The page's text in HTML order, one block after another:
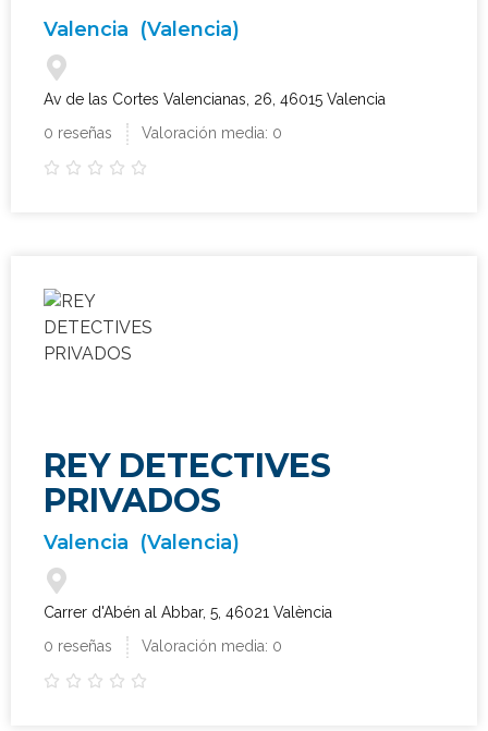
Valencia (Valencia)
Av de las Cortes Valencianas, 26, 46015 Valencia
0 reseñas
Valoración media: 0
    
REY DETECTIVES
PRIVADOS
Valencia (Valencia)
Carrer d'Abén al Abbar, 5, 46021 València
0 reseñas
Valoración media: 0
    